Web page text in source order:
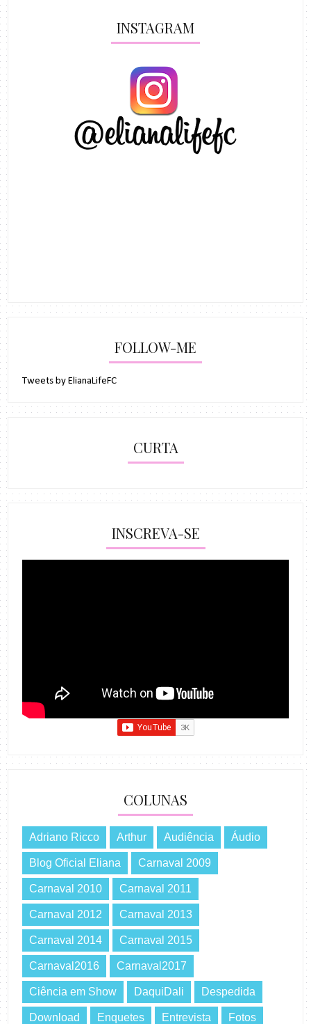
INSTAGRAM
FOLLOW-ME
Tweets by ElianaLifeFC
CURTA
INSCREVA-SE
COLUNAS
Adriano Ricco Arthur Audiência Áudio
Blog Oficial Eliana Carnaval 2009
Carnaval 2010 Carnaval 2011
Carnaval 2012 Carnaval 2013
Carnaval 2014 Carnaval 2015
Carnaval2016 Carnaval2017
Ciência em Show DaquiDali Despedida
Download Enquetes Entrevista Fotos